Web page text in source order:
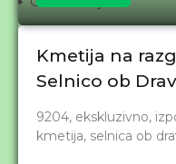
Kmetija na
Selnico ob
9204, ekskluzivno,
kmetija, selnica ob
Pravno obvestilo
O agenciji
Iščete/kupujete?